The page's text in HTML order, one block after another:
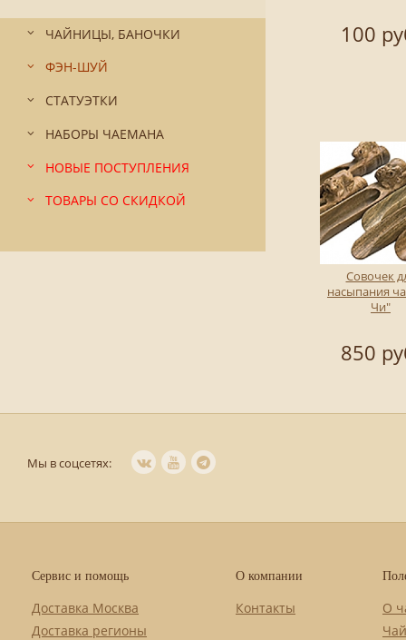
ЧАЙНИЦЫ, БАНОЧКИ
ФЭН-ШУЙ
СТАТУЭТКИ
НАБОРЫ ЧАЕМАНА
НОВЫЕ ПОСТУПЛЕНИЯ
ТОВАРЫ СО СКИДКОЙ
100
Совочек
насыпания
Чи"
850
Мы в соцсетях:
Сервис и помощь
Доставка Москва
Доставка регионы
О компании
Контакты
О